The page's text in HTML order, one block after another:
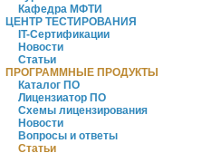
Кафедра МФТИ
ЦЕНТР ТЕСТИРОВАНИЯ
IT-Сертификации
Новости
Статьи
ПРОГРАММНЫЕ ПРОДУКТЫ
Каталог ПО
Лицензиатор ПО
Схемы лицензирования
Новости
Вопросы и ответы
Статьи